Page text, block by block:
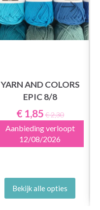
YARN AND COLORS
EPIC 8/8
€ 1,85 € 2,30
Aanbieding verloopt
12/08/2026
Bekijk alle opties